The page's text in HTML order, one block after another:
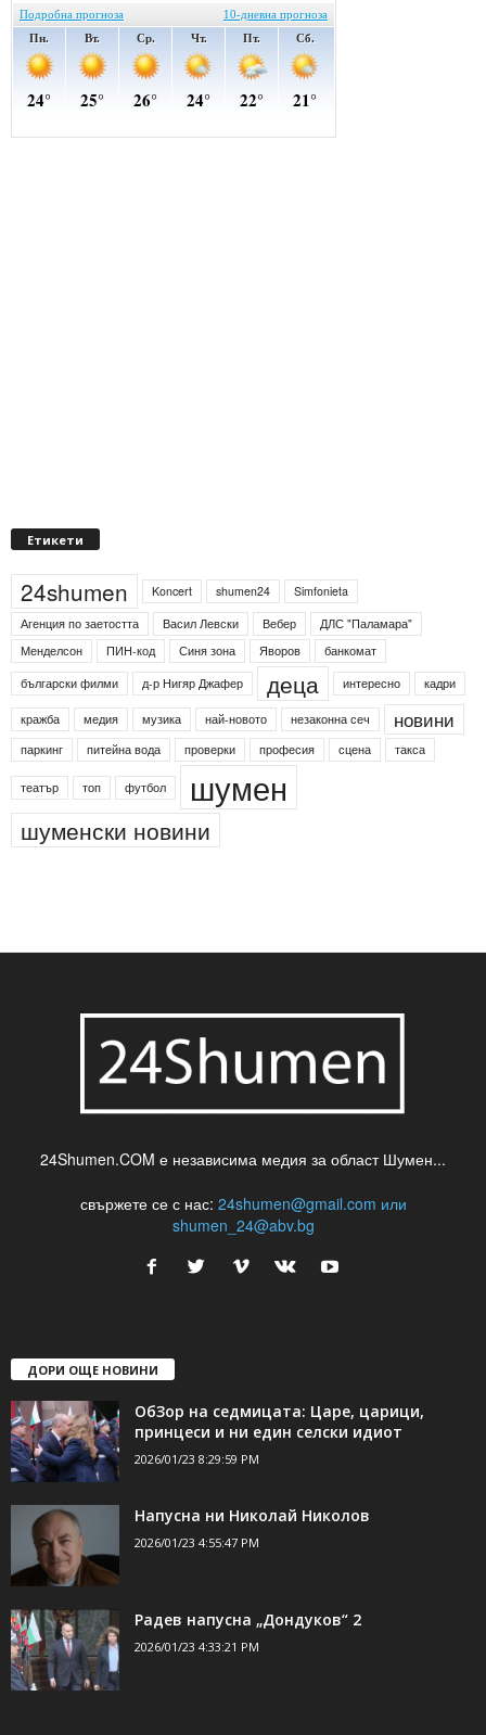
Етикети
24shumen Koncert shumen24
Simfonieta
Агенция по заетостта
Васил Левски Вебер
ДЛС "Паламара"
Менделсон
ПИН-код Синя зона Яворов
банкомат
български филми
д-р Нигяр Джафер деца интересно кадри
кражба медия музика най-новото незаконна сеч новини
паркинг питейна вода проверки професия сцена такса
театър топ футбол шумен
шуменски новини
24Shumen.COM е независима медия за област Шумен...
свържете се с нас: 24shumen@gmail.com или
shumen_24@abv.bg
ДОРИ ОЩЕ НОВИНИ
ОбЗор на седмицата: Царе, царици,
принцеси и ни един селски идиот
2026/01/23 8:29:59 PM
Напусна ни Николай Николов
2026/01/23 4:55:47 PM
Радев напусна „Дондуков“ 2
2026/01/23 4:33:21 PM